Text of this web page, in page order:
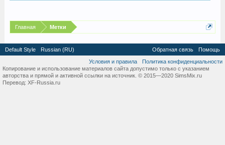
Главная Метки
Default Style Russian (RU) Обратная связь
Помощь
Условия и правила
Политика конфиденциальности
Копирование и использование материалов сайта допустимо только с указанием
авторства и прямой и активной ссылки на источник. © 2015—2020 SimsMix.ru
Перевод: XF-Russia.ru